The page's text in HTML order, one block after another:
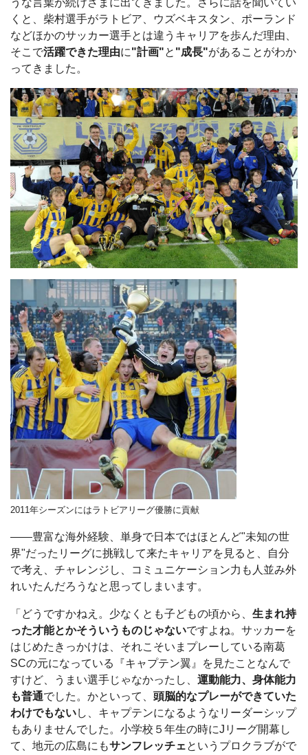
うな言葉が続けざまに出てきました。さらに話を聞いてい
くと、柴村選手がラトビア、ウズベキスタン、ポーランド
などほかのサッカー選手とは違うキャリアを歩んだ理由、
そこで活躍できた理由に"計画"と "成長"があることがわか
ってきました。
2011年シーズンにはラトビアリーグ優勝に貢献
――豊富な海外経験、単身で日本ではほとんど"未知の世
界"だったリーグに挑戦して来たキャリアを見ると、自分
で考え、チャレンジし、コミュニケーション力も人並み外
れいたんだろうなと思ってしまいます。
「どうですかねえ。少なくとも子どもの頃から、 生まれ持
った才能とかそういうものじゃないですよね。サッカーを
はじめたきっかけは、それこそいまプレーしている南葛
SCの元になっている『キャプテン翼』を見たことなんで
すけど、うまい選手じゃなかったし、 運動能力、身体能力
も普通でした。かといって、 頭脳的なプレーができていた
わけでもないし、キャプテンになるようなリーダーシップ
もありませんでした。小学校５年生の時にJリーグ開幕し
て、地元の広島にもサンフレッチェというプロクラブがで